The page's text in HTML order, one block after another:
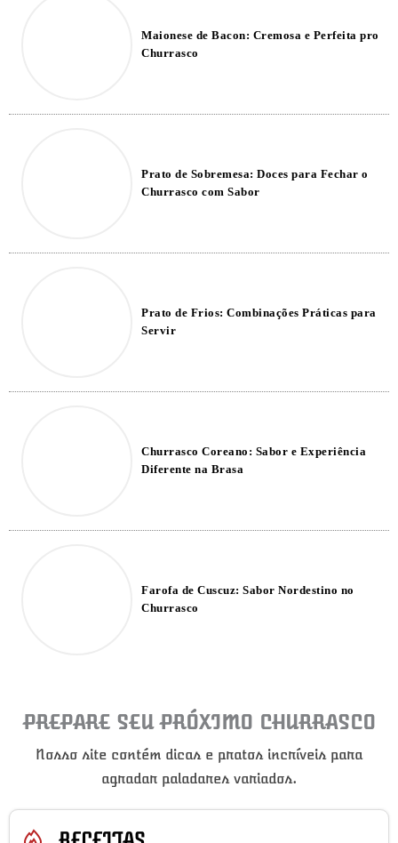
Maionese de Bacon: Cremosa e Perfeita pro
Churrasco
Prato de Sobremesa: Doces para Fechar o
Churrasco com Sabor
Prato de Frios: Combinações Práticas para
Servir
Churrasco Coreano: Sabor e Experiência
Diferente na Brasa
Farofa de Cuscuz: Sabor Nordestino no
Churrasco
PREPARE SEU PRÓXIMO CHURRASCO
Nosso site contém dicas e pratos incríveis para
agradar paladares variados.